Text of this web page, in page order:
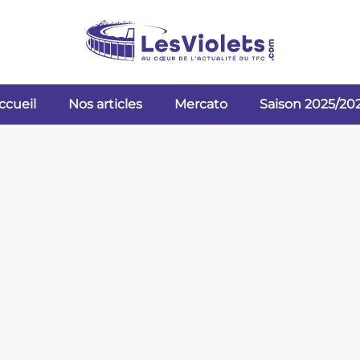
Nos articles Mercato Saison 2025/